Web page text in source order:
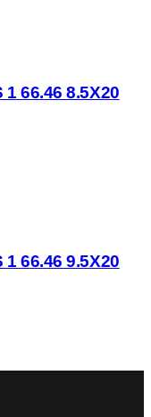
1 66.46 8.5X20
1 66.46 9.5X20